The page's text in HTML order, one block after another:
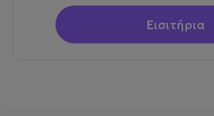
Εισιτήρια